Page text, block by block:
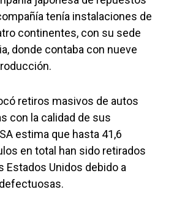
tenía instalaciones de
continentes, con su sede
donde contaba con nueve
retiros masivos de autos
con la calidad de sus
estima que hasta 41,6
en total han sido retirados
Estados Unidos debido a